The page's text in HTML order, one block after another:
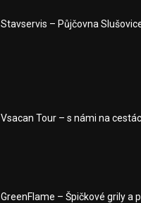
Stavservis – Půjčovna
Vsacan Tour – s námi na
GreenFlame – Špičkové grily a